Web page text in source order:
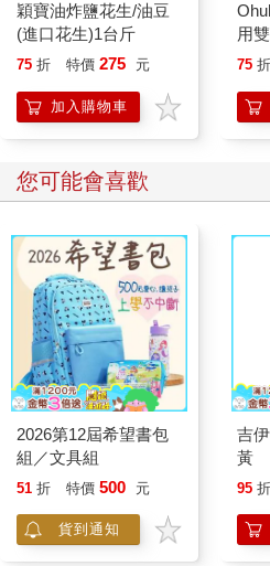
穎寶油炸鹽花生/油豆
(進口花生)1台斤
75 折 特價 275 元
加入購物車
用
75 折
您可能會喜歡
2026第12屆希望書包
組／文具組
51 折 特價 500 元
貨到通知
吉
黃
95 折